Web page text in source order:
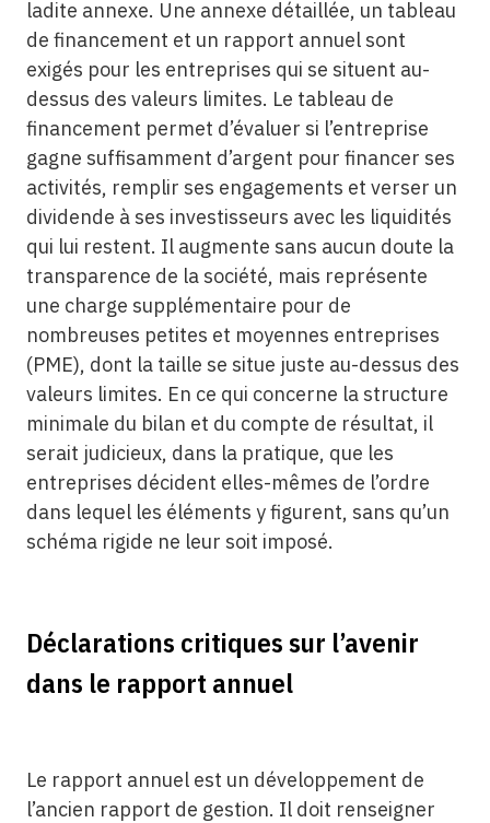
ladite annexe. Une annexe détaillée, un tableau
de financement et un rapport annuel sont
exigés pour les entreprises qui se situent au-
dessus des valeurs limites. Le tableau de
financement permet d’évaluer si l’entreprise
gagne suffisamment d’argent pour financer ses
activités, remplir ses engagements et verser un
dividende à ses investisseurs avec les liquidités
qui lui restent. Il augmente sans aucun doute la
transparence de la société, mais représente
une charge supplémentaire pour de
nombreuses petites et moyennes entreprises
(PME), dont la taille se situe juste au-dessus des
valeurs limites. En ce qui concerne la structure
minimale du bilan et du compte de résultat, il
serait judicieux, dans la pratique, que les
entreprises décident elles-mêmes de l’ordre
dans lequel les éléments y figurent, sans qu’un
schéma rigide ne leur soit imposé.
Déclarations critiques sur l’avenir
dans le rapport annuel
Le rapport annuel est un développement de
l’ancien rapport de gestion. Il doit renseigner